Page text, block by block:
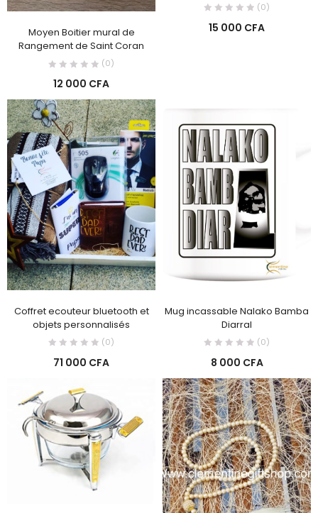
Moyen Boitier mural de
Rangement de Saint Coran
(0)
12 000 CFA
(0)
15 000 CFA
Coffret ecouteur bluetooth et
objets personnalisés
(0)
71 000 CFA
Mug incassable Nalako Bamba
Diarral
(0)
8 000 CFA